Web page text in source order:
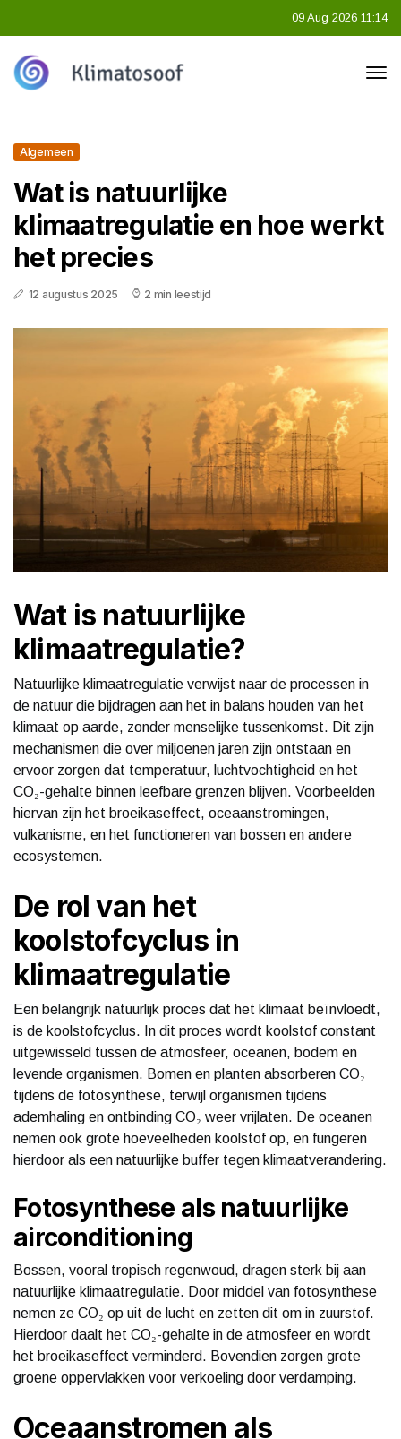
09 Aug 2026 11:14
Algemeen
Wat is natuurlijke
klimaatregulatie en hoe werkt
het precies
12 augustus 2025 2 min leestijd
Wat is natuurlijke
klimaatregulatie?
Natuurlijke klimaatregulatie verwijst naar de processen in
de natuur die bijdragen aan het in balans houden van het
klimaat op aarde, zonder menselijke tussenkomst. Dit zijn
mechanismen die over miljoenen jaren zijn ontstaan en
ervoor zorgen dat temperatuur, luchtvochtigheid en het
CO₂-gehalte binnen leefbare grenzen blijven. Voorbeelden
hiervan zijn het broeikaseffect, oceaanstromingen,
vulkanisme, en het functioneren van bossen en andere
ecosystemen.
De rol van het
koolstofcyclus in
klimaatregulatie
Een belangrijk natuurlijk proces dat het klimaat beïnvloedt,
is de koolstofcyclus. In dit proces wordt koolstof constant
uitgewisseld tussen de atmosfeer, oceanen, bodem en
levende organismen. Bomen en planten absorberen CO₂
tijdens de fotosynthese, terwijl organismen tijdens
ademhaling en ontbinding CO₂ weer vrijlaten. De oceanen
nemen ook grote hoeveelheden koolstof op, en fungeren
hierdoor als een natuurlijke buffer tegen klimaatverandering.
Fotosynthese als natuurlijke
airconditioning
Bossen, vooral tropisch regenwoud, dragen sterk bij aan
natuurlijke klimaatregulatie. Door middel van fotosynthese
nemen ze CO₂ op uit de lucht en zetten dit om in zuurstof.
Hierdoor daalt het CO₂-gehalte in de atmosfeer en wordt
het broeikaseffect verminderd. Bovendien zorgen grote
groene oppervlakken voor verkoeling door verdamping.
Oceaanstromen als